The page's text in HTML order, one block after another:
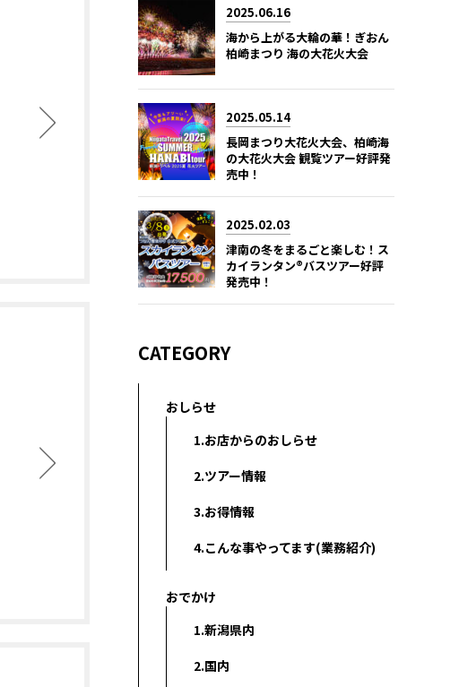
2025.06.16
海から上がる大輪の華！ぎおん
柏崎まつり 海の大花火大会
2025.05.14
長岡まつり大花火大会、柏崎海
の大花火大会 観覧ツアー好評発
売中！
2025.02.03
津南の冬をまるごと楽しむ！ス
カイランタン®バスツアー好評
発売中！
CATEGORY
おしらせ
1.お店からのおしらせ
2.ツアー情報
3.お得情報
4.こんな事やってます(業務紹介)
おでかけ
1.新潟県内
2.国内